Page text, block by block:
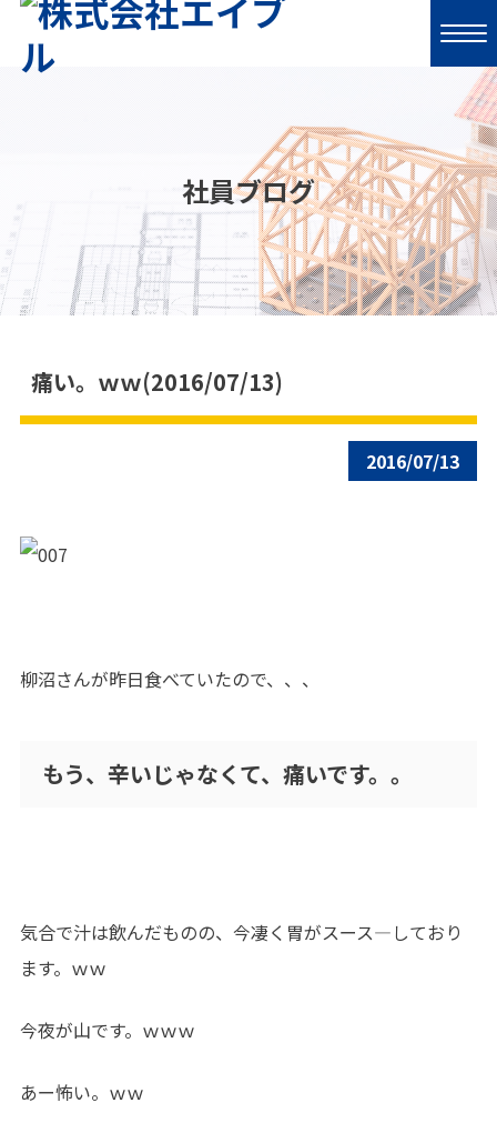
社員ブログ
痛い。ｗｗ(2016/07/13)
2016/07/13
柳沼さんが昨日食べていたので、、、
もう、辛いじゃなくて、痛いです。。
気合で汁は飲んだものの、今凄く胃がスース―しており
ます。ｗｗ
今夜が山です。ｗｗｗ
あー怖い。ｗｗ